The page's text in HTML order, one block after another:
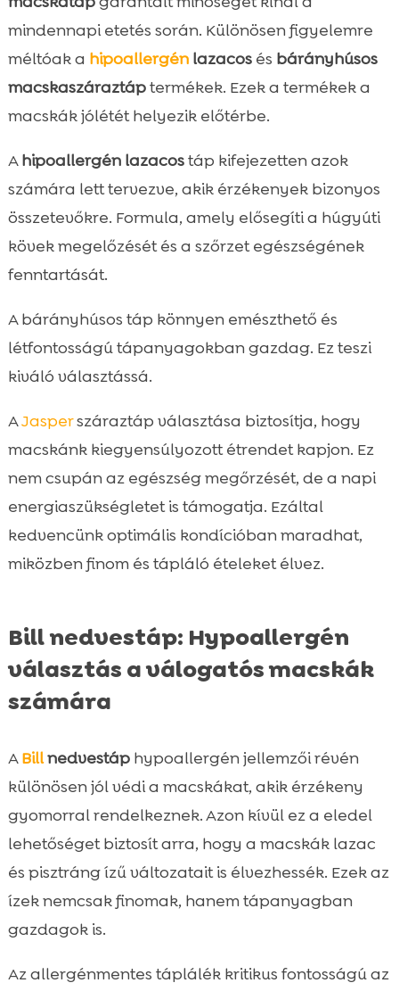
mindennapi etetés során. Különösen figyelemre
méltóak a hipoallergénlazacosés bárányhúsos
macskaszáraztáptermékek. Ezek a termékek a
macskák jólétét helyezik előtérbe.
Ahipoallergén lazacostáp kifejezetten azok
számára lett tervezve, akik érzékenyek bizonyos
összetevőkre. Formula, amely elősegíti a húgyúti
kövek megelőzését és a szőrzet egészségének
fenntartását.
A bárányhúsos táp könnyen emészthető és
létfontosságú tápanyagokban gazdag. Ez teszi
kiváló választássá.
AJasperszáraztáp választása biztosítja, hogy
macskánk kiegyensúlyozott étrendet kapjon. Ez
nem csupán az egészség megőrzését, de a napi
energiaszükségletet is támogatja. Ezáltal
kedvencünk optimális kondícióban maradhat,
miközben finom és tápláló ételeket élvez.
Bill nedvestáp: Hypoallergén
választás a válogatós macskák
számára
ABillnedvestáphypoallergén jellemzői révén
különösen jól védi a macskákat, akik érzékeny
gyomorral rendelkeznek. Azon kívül ez a eledel
lehetőséget biztosít arra, hogy a macskák lazac
és pisztráng ízű változatait is élvezhessék. Ezek az
ízek nemcsak finomak, hanem tápanyagban
gazdagok is.
Az allergénmentes táplálék kritikus fontosságú az